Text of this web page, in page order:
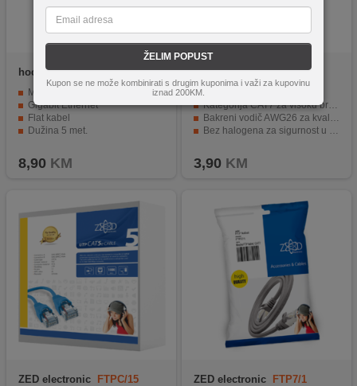
ŽELIM POPUST
Kupon se ne može kombinirati s drugim kuponima i važi za kupovinu
iznad 200KM.
hoco. US07 General, 5 met.
Mrežni kabl, CAT6
Gigabit Ethernet
Flat kabel
Dužina 5 met.
8,90 KM
ZED electronic FTP7/0.5
Dužina 0.5 metara
Kategorija CAT7 za visoku brzinu prijenosa podataka
Bakreni vodič AWG26 za kvalitetan signal
Bez halogena za sigurnost u slučaju požara
3,90 KM
ZED electronic FTPC/15 ZED electronic FTP7/1